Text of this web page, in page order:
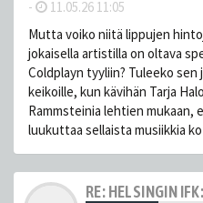
- 11.05.26 11:05
Mutta voiko niitä lippujen
jokaisella artistilla on oltava
Coldplayn tyyliin? Tuleeko
keikoille, kun kävihän Tarja
Rammsteinia lehtien mukaan,
luukuttaa sellaista musiikkia
RE: HELSINGIN